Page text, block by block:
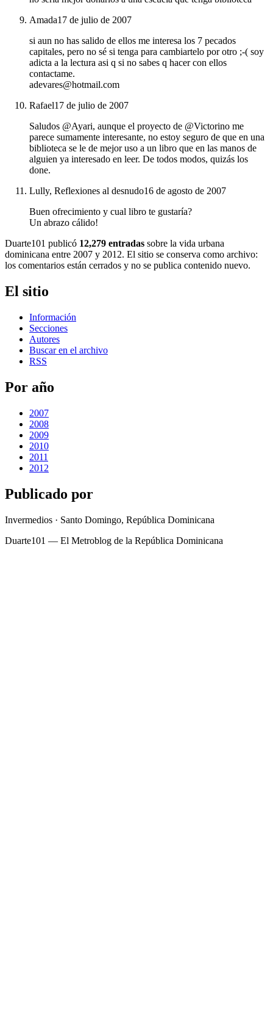
Amada17 de julio de 2007
si aun no has salido de ellos me interesa los 7 pecados
capitales, pero no sé si tenga para cambiartelo por otro ;-( soy
adicta a la lectura asi q si no sabes q hacer con ellos
contactame.
adevares@hotmail.com
Rafael17 de julio de 2007
Saludos @Ayari, aunque el proyecto de @Victorino me
parece sumamente interesante, no estoy seguro de que en una
biblioteca se le de mejor uso a un libro que en las manos de
alguien ya interesado en leer. De todos modos, quizás los
done.
Lully, Reflexiones al desnudo16 de agosto de 2007
Buen ofrecimiento y cual libro te gustaría?
Un abrazo cálido!
Duarte101 publicó 12,279 entradas sobre la vida urbana
dominicana entre 2007 y 2012. El sitio se conserva como archivo:
los comentarios están cerrados y no se publica contenido nuevo.
El sitio
Información
Secciones
Autores
Buscar en el archivo
RSS
Por año
2007
2008
2009
2010
2011
2012
Publicado por
Invermedios · Santo Domingo, República Dominicana
Duarte101 — El Metroblog de la República Dominicana